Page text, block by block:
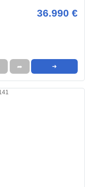
36.990 €
➦ ➜